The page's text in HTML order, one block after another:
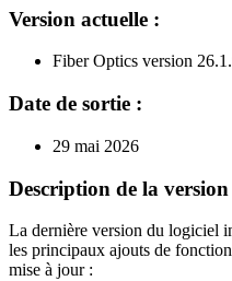
Version actuelle :
Fiber Optics version
Date de sortie :
29 mai 2026
Description de la
La dernière version du logiciel
les principaux ajouts de
mise à jour :